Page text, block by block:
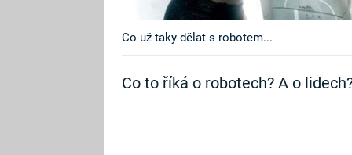
Co už taky dělat s robotem...
Co to říká o robotech? A o